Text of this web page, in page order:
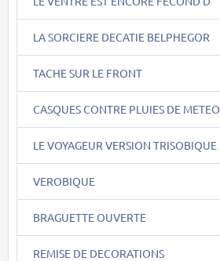
LA SORCIERE DECATIE BELPHEGOR
TACHE SUR LE FRONT
CASQUES CONTRE PLUIES DE METEO
LE VOYAGEUR VERSION TRISOBIQUE
VEROBIQUE
BRAGUETTE OUVERTE
REMISE DE DECORATIONS